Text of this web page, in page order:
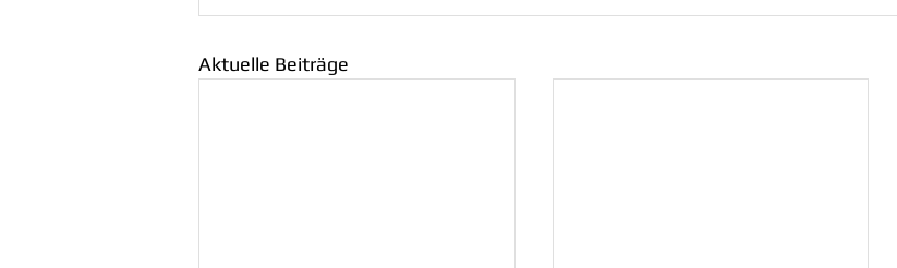
Aktuelle Beiträge